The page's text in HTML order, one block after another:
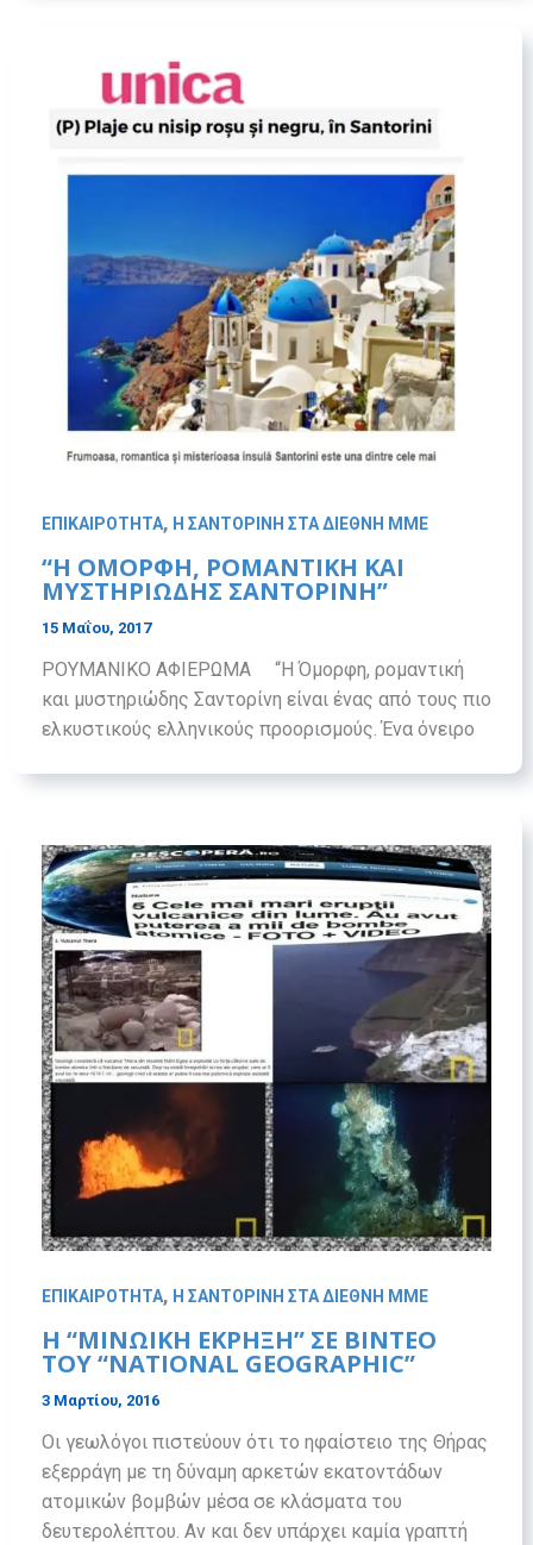
ΕΠΙΚΑΙΡΟΤΗΤΑ, Η ΣΑΝΤΟΡΙΝΗ ΣΤΑ ΔΙΕΘΝΗ ΜΜΕ
“H OMOΡΦΗ, ΡΟΜΑΝΤΙΚΗ ΚΑΙ
ΜΥΣΤΗΡΙΩΔΗΣ ΣΑΝΤΟΡΙΝΗ”
15 Μαΐου, 2017
ΡΟΥΜΑΝΙΚΟ ΑΦΙΕΡΩΜΑ “Η Όμορφη, ρομαντική
και μυστηριώδης Σαντορίνη είναι ένας από τους πιο
ελκυστικούς ελληνικούς προορισμούς. Ένα όνειρο
ΕΠΙΚΑΙΡΟΤΗΤΑ, Η ΣΑΝΤΟΡΙΝΗ ΣΤΑ ΔΙΕΘΝΗ ΜΜΕ
Η “ΜΙΝΩΙΚΗ ΕΚΡΗΞΗ” ΣΕ ΒΙΝΤΕΟ
ΤΟΥ “NATIONAL GEOGRAPHIC”
3 Μαρτίου, 2016
Οι γεωλόγοι πιστεύουν ότι το ηφαίστειο της Θήρας
εξερράγη με τη δύναμη αρκετών εκατοντάδων
ατομικών βομβών μέσα σε κλάσματα του
δευτερολέπτου. Αν και δεν υπάρχει καμία γραπτή